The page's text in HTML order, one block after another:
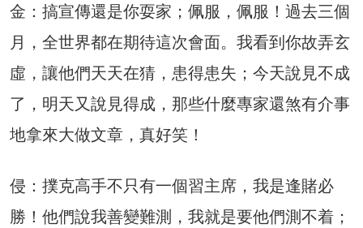
金：搞宣傳還是你耍家；佩服，佩服！過去三個
月，全世界都在期待這次會面。我看到你故弄玄
虛，讓他們天天在猜，患得患失；今天說見不成
了，明天又說見得成，那些什麼專家還煞有介事
地拿來大做文章，真好笑！
侵：撲克高手不只有一個習主席，我是逢賭必
勝！他們說我善變難測，我就是要他們測不着；